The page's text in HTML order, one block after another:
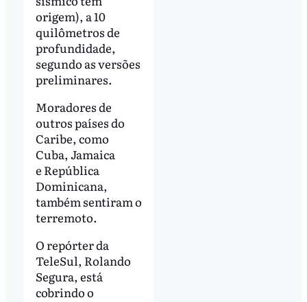
origem), a 10
quilômetros de
profundidade,
segundo as versões
preliminares.
Moradores de
outros países do
Caribe, como
Cuba, Jamaica
e República
Dominicana,
também sentiram o
terremoto.
O repórter da
TeleSul, Rolando
Segura, está
cobrindo o